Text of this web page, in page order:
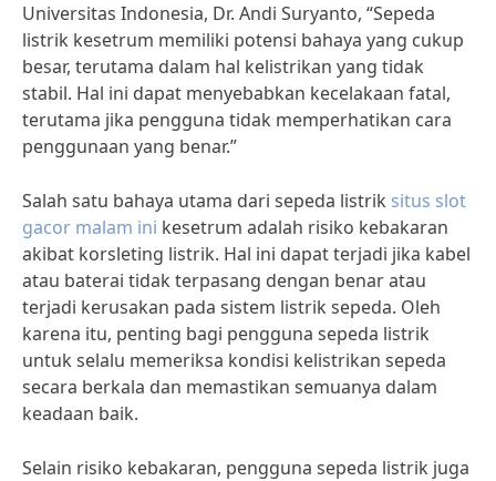
Universitas Indonesia, Dr. Andi Suryanto, “Sepeda
listrik kesetrum memiliki potensi bahaya yang cukup
besar, terutama dalam hal kelistrikan yang tidak
stabil. Hal ini dapat menyebabkan kecelakaan fatal,
terutama jika pengguna tidak memperhatikan cara
penggunaan yang benar.”
Salah satu bahaya utama dari sepeda listrik situs slot
gacor malam ini kesetrum adalah risiko kebakaran
akibat korsleting listrik. Hal ini dapat terjadi jika kabel
atau baterai tidak terpasang dengan benar atau
terjadi kerusakan pada sistem listrik sepeda. Oleh
karena itu, penting bagi pengguna sepeda listrik
untuk selalu memeriksa kondisi kelistrikan sepeda
secara berkala dan memastikan semuanya dalam
keadaan baik.
Selain risiko kebakaran, pengguna sepeda listrik juga